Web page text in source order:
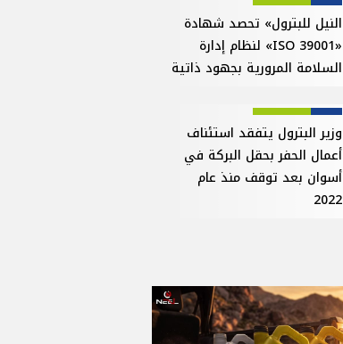
النيل للبترول» تحصد شهادة
«ISO 39001» لنظام إدارة
السلامة المرورية بجهود ذاتية
وزير البترول يتفقد استئناف
أعمال الحفر بحقل البركة في
أسوان بعد توقف منذ عام
2022